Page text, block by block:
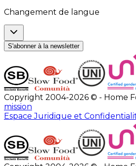
Changement de langue
S'abonner à la newsletter
Copyright 2004-2026 © - Home
mission
Espace Juridique et